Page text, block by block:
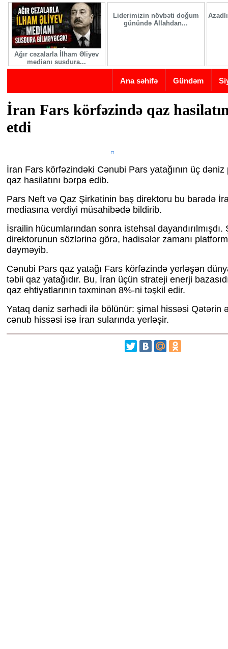
Skip to main content
Ağır cəzalarla İlham Əliyev
medianı susdura...
Liderimizin növbəti doğum
günündə Allahdan...
Ana səhifə Gündəm
İran Fars körfəzində qaz
etdi
İran Fars körfəzindəki Cənubi Pars yatağının üç dəniz
qaz hasilatını bərpa edib.
Pars Neft və Qaz Şirkətinin baş direktoru bu barədə
mediasına verdiyi müsahibədə bildirib.
İsrailin hücumlarından sonra istehsal dayandırılmışdı.
direktorunun sözlərinə görə, hadisələr zamanı
dəyməyib.
Cənubi Pars qaz yatağı Fars körfəzində yerləşən
təbii qaz yatağıdır. Bu, İran üçün strateji enerji
qaz ehtiyatlarının təxminən 8%-ni təşkil edir.
Yataq dəniz sərhədi ilə bölünür: şimal hissəsi Qətərin
cənub hissəsi isə İran sularında yerləşir.